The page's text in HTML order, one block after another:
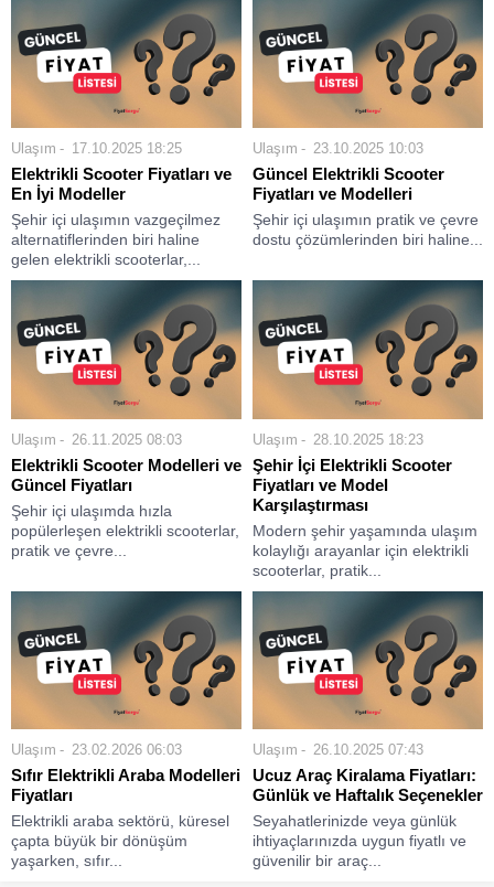
Ulaşım 17.10.2025 18:25
Elektrikli Scooter Fiyatları ve
En İyi Modeller
Şehir içi ulaşımın vazgeçilmez
alternatiflerinden biri haline
gelen elektrikli scooterlar,...
Ulaşım 23.10.2025 10:03
Güncel Elektrikli Scooter
Fiyatları ve Modelleri
Şehir içi ulaşımın pratik ve çevre
dostu çözümlerinden biri haline...
Ulaşım 26.11.2025 08:03
Elektrikli Scooter Modelleri ve
Güncel Fiyatları
Şehir içi ulaşımda hızla
popülerleşen elektrikli scooterlar,
pratik ve çevre...
Ulaşım 28.10.2025 18:23
Şehir İçi Elektrikli Scooter
Fiyatları ve Model
Karşılaştırması
Modern şehir yaşamında ulaşım
kolaylığı arayanlar için elektrikli
scooterlar, pratik...
Ulaşım 23.02.2026 06:03
Sıfır Elektrikli Araba Modelleri
Fiyatları
Elektrikli araba sektörü, küresel
çapta büyük bir dönüşüm
yaşarken, sıfır...
Ulaşım 26.10.2025 07:43
Ucuz Araç Kiralama Fiyatları:
Günlük ve Haftalık Seçenekler
Seyahatlerinizde veya günlük
ihtiyaçlarınızda uygun fiyatlı ve
güvenilir bir araç...